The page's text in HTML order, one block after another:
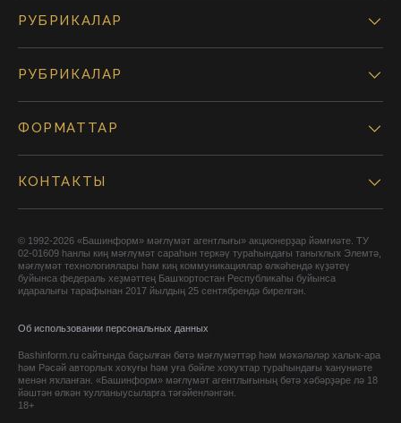
РУБРИКАЛАР
РУБРИКАЛАР
ФОРМАТТАР
КОНТАКТЫ
© 1992-2026 «Башинформ» мәғлүмәт агентлығы» акционерҙар йәмғиәте. ТУ
02-01609 һанлы киң мәғлүмәт сараһын теркәү тураһындағы таныҡлыҡ Элемтә,
мәғлүмәт технологиялары һәм киң коммуникациялар өлкәһендә күҙәтеү
буйынса федераль хеҙмәттең Башҡортостан Республикаһы буйынса
идаралығы тарафынан 2017 йылдың 25 сентябрендә бирелгән.
Об использовании персональных данных
Bashinform.ru сайтында баҫылған бөтә мәғлүмәттәр һәм мәҡәләләр халыҡ-ара
һәм Рәсәй авторлыҡ хоҡуғы һәм уға бәйле хоҡуҡтар тураһындағы ҡануниәте
менән яҡланған. «Башинформ» мәғлүмәт агентлығының бөтә хәбәрҙәре лә 18
йәштән өлкән ҡулланыусыларға тәғәйенләнгән.
18+